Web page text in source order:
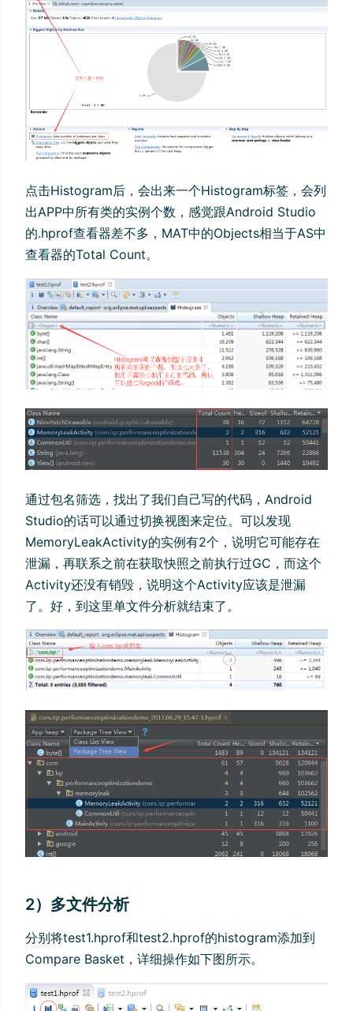
点击Histogram后，会出来一个Histogram标签，会列
出APP中所有类的实例个数，感觉跟Android Studio
的.hprof查看器差不多，MAT中的Objects相当于AS中
查看器的Total Count。
通过包名筛选，找出了我们自己写的代码，Android
Studio的话可以通过切换视图来定位。可以发现
MemoryLeakActivity的实例有2个，说明它可能存在
泄漏，再联系之前在获取快照之前执行过GC，而这个
Activity还没有销毁，说明这个Activity应该是泄漏
了。好，到这里单文件分析就结束了。
2）多文件分析
分别将test1.hprof和test2.hprof的histogram添加到
Compare Basket，详细操作如下图所示。